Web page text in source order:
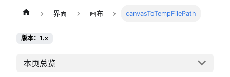
界面 画布 canvasToTempFilePath
版本：1.x
本页总览